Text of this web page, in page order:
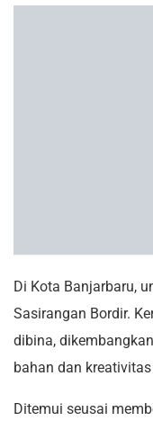
Di Kota Banjarbaru,
Sasirangan Bordir.
dibina,
bahan dan
Ditemui seusai